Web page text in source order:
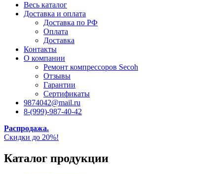
Весь каталог
Доставка и оплата
Доставка по РФ
Оплата
Доставка
Контакты
О компании
Ремонт компрессоров Secoh
Отзывы
Гарантии
Сертификаты
9874042@mail.ru
8-(999)-987-40-42
Распродажа.
Скидки до 20%!
Каталог продукции